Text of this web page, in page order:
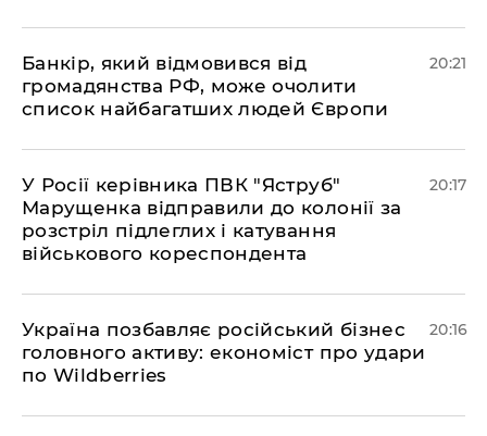
​Банкір, який відмовився від
громадянства РФ, може очолити
список найбагатших людей Європи
20:21
​У Росії керівника ПВК "Яструб"
Марущенка відправили до колонії за
розстріл підлеглих і катування
військового кореспондента
20:17
​Україна позбавляє російський бізнес
головного активу: економіст про удари
по Wildberries
20:16